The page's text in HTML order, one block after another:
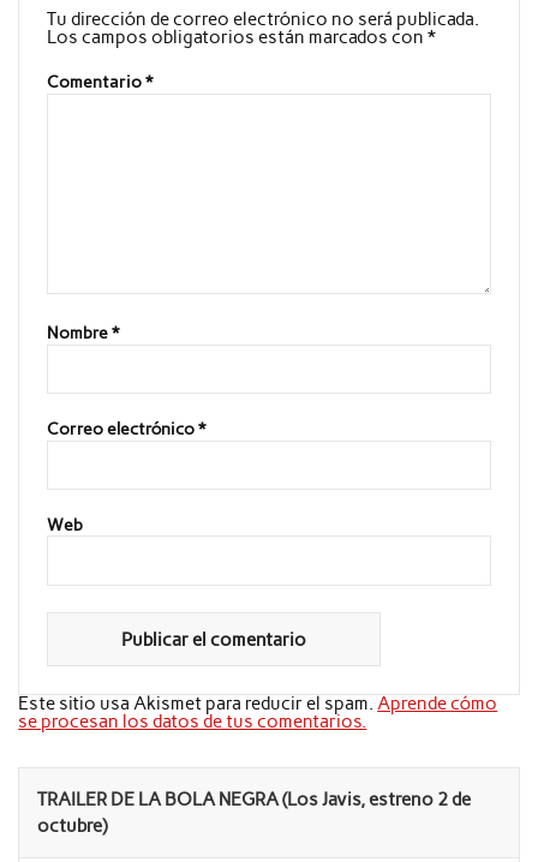
Tu dirección de correo electrónico no será publicada.
Los campos obligatorios están marcados con *
Comentario*
Nombre*
Correo electrónico*
Web
Este sitio usa Akismet para reducir el spam. Aprende cómo
se procesan los datos de tus comentarios.
TRAILER DE LA BOLA NEGRA (Los Javis, estreno 2 de
octubre)